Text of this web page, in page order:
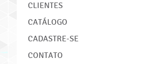
CLIENTES
CATÁLOGO
CADASTRE-SE
CONTATO